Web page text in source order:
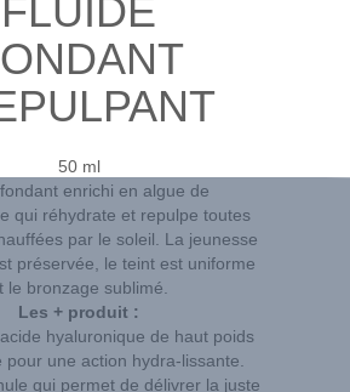
FLUIDE
50 ml
enrichi en algue de
qui réhydrate et repulpe toutes
par le soleil. La jeunesse
préservée, le teint est uniforme
le bronzage sublimé.
Les + produit :
hyaluronique de haut poids
pour une action hydra-lissante.
qui permet de délivrer la juste